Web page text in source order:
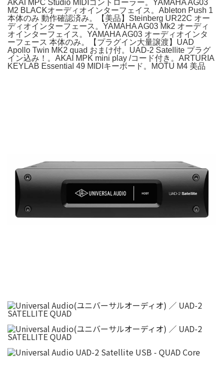
AKAI MPC Studio MIDIコントローラー。YAMAHA AG03
M2 BLACKオーディオインターフェイス。Ableton Push 1
本体のみ 動作確認済み。【美品】Steinberg UR22C オー
ディオインターフェース。YAMAHA AG03 Mk2 オーディ
オインターフェイス。YAMAHA AG03 オーディオインタ
ーフェース 本体のみ。【プラグイン大量譲渡】UAD
Apollo Twin MK2 quad おまけ付。UAD-2 Satellite プラグ
イン込み！。AKAI MPK mini play /コード付き。ARTURIA
KEYLAB Essential 49 MIDIキーボード。MOTU M4 美品